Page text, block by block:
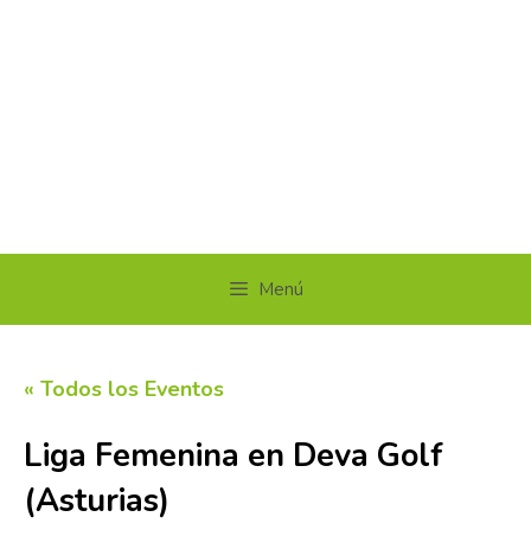
Menú
« Todos los Eventos
Liga Femenina en Deva Golf
(Asturias)